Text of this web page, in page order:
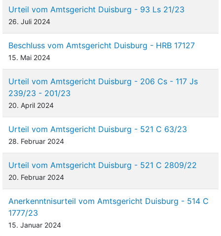
Urteil vom Amtsgericht Duisburg - 93 Ls 21/23
26. Juli 2024
Beschluss vom Amtsgericht Duisburg - HRB 17127
15. Mai 2024
Urteil vom Amtsgericht Duisburg - 206 Cs - 117 Js
239/23 - 201/23
20. April 2024
Urteil vom Amtsgericht Duisburg - 521 C 63/23
28. Februar 2024
Urteil vom Amtsgericht Duisburg - 521 C 2809/22
20. Februar 2024
Anerkenntnisurteil vom Amtsgericht Duisburg - 514 C
1777/23
15. Januar 2024